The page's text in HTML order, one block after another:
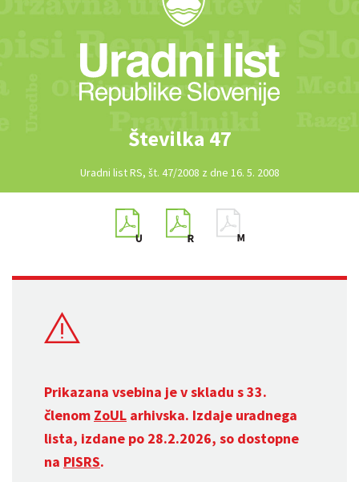
Številka 47
Uradni list RS, št. 47/2008 z dne 16. 5. 2008
Prikazana vsebina je v skladu s 33.
členom ZoUL arhivska. Izdaje uradnega
lista, izdane po 28.2.2026, so dostopne
na PISRS.